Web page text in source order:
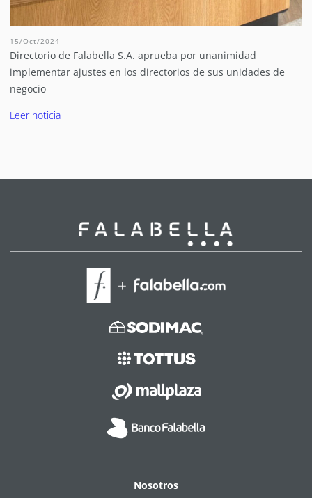
15/Oct/2024
Directorio de Falabella S.A. aprueba por unanimidad
implementar ajustes en los directorios de sus unidades de
negocio
Leer noticia
Nosotros